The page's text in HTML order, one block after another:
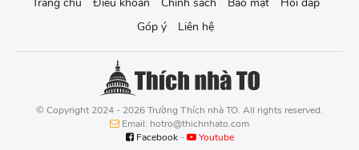
Góp ý
Liên hệ
© Copyright 2024 - 2026 Trường Thích nhà TO. All rights reserved.
Email: hotro@thichnhato.com
Facebook- Youtube